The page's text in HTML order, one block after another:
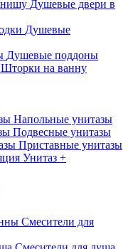
Душевые двери в
Душевые
Душевые поддоны
Шторки на ванну
Напольные унитазы
Подвесные унитазы
Приставные унитазы
Унитаз +
Смесители для